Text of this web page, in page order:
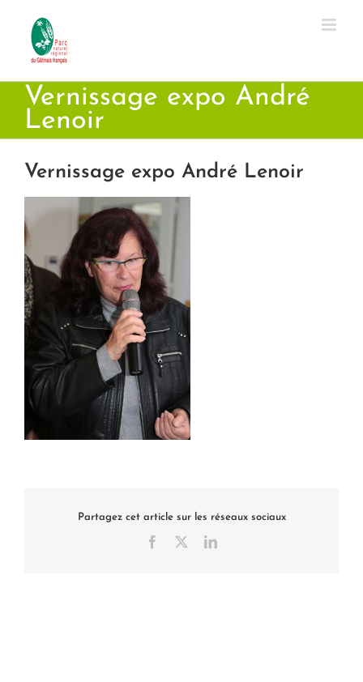
contenu
Vernissage expo André
Lenoir
Vernissage expo André Lenoir
Partagez cet article sur les réseaux sociaux
Facebook LinkedIn